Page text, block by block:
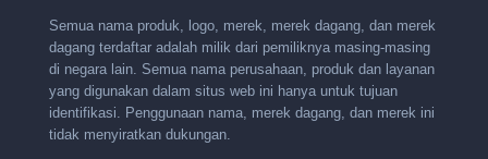
Semua nama produk, logo, merek, merek dagang, dan merek
dagang terdaftar adalah milik dari pemiliknya masing-masing
di negara lain. Semua nama perusahaan, produk dan layanan
yang digunakan dalam situs web ini hanya untuk tujuan
identifikasi. Penggunaan nama, merek dagang, dan merek ini
tidak menyiratkan dukungan.